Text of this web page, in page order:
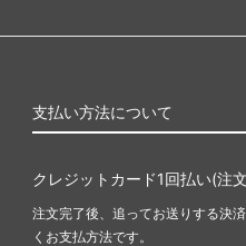
支払い方法について
クレジットカード1回払い(注
注文完了後、追ってお送りする決
くお支払方法です。